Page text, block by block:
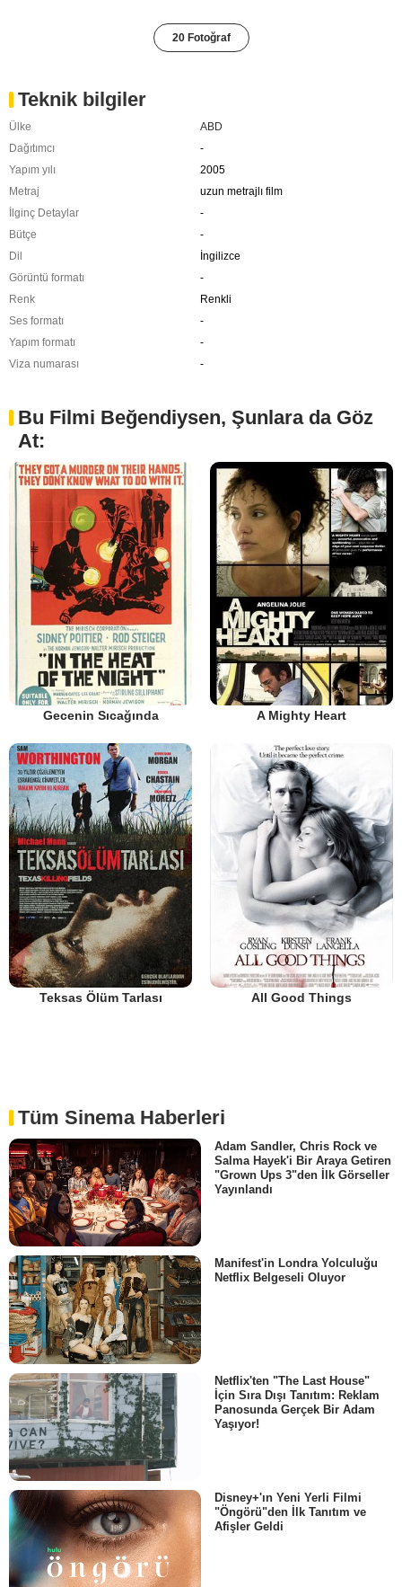
20 Fotoğraf
Teknik bilgiler
Ülke
ABD
Dağıtımcı
-
Yapım yılı
2005
Metraj
uzun metrajlı film
İlginç Detaylar
-
Bütçe
-
Dil
İngilizce
Görüntü formatı
-
Renk
Renkli
Ses formatı
-
Yapım formatı
-
Viza numarası
-
Bu Filmi Beğendiysen, Şunlara da Göz
At:
Gecenin Sıcağında A Mighty Heart
Teksas Ölüm Tarlası All Good Things
Tüm Sinema Haberleri
Adam Sandler, Chris Rock ve
Salma Hayek'i Bir Araya Getiren
"Grown Ups 3"den İlk Görseller
Yayınlandı
Manifest'in Londra Yolculuğu
Netflix Belgeseli Oluyor
Netflix'ten "The Last House"
İçin Sıra Dışı Tanıtım: Reklam
Panosunda Gerçek Bir Adam
Yaşıyor!
Disney+'ın Yeni Yerli Filmi
"Öngörü"den İlk Tanıtım ve
Afişler Geldi